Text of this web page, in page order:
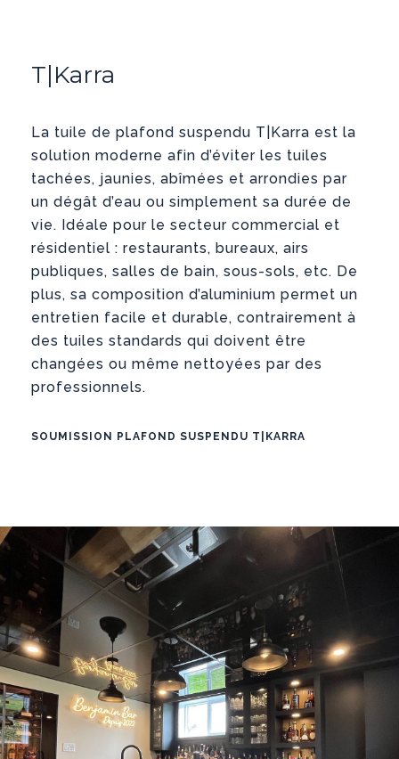
T|Karra
La tuile de plafond suspendu T|Karra est la
solution moderne afin d’éviter les tuiles
tachées, jaunies, abîmées et arrondies par
un dégât d’eau ou simplement sa durée de
vie. Idéale pour le secteur commercial et
résidentiel : restaurants, bureaux, airs
publiques, salles de bain, sous-sols, etc. De
plus, sa composition d’aluminium permet un
entretien facile et durable, contrairement à
des tuiles standards qui doivent être
changées ou même nettoyées par des
professionnels.
SOUMISSION PLAFOND SUSPENDU T|KARRA